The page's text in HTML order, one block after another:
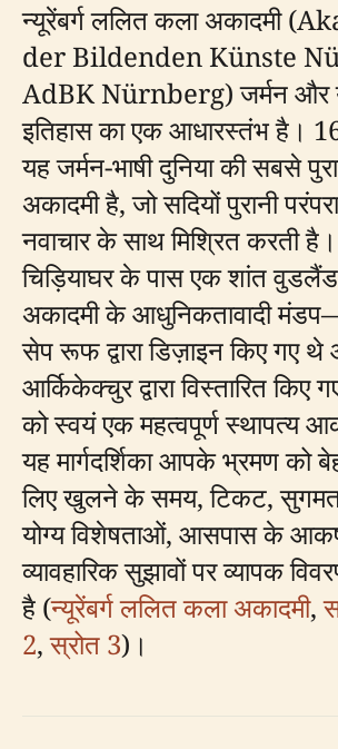
न्यूरेंबर्ग ललित कला अकादमी
der Bildenden Künste
AdBK Nürnberg) जर्मन और
इतिहास का एक आधारस्तंभ है।
यह जर्मन-भाषी दुनिया की सबसे
अकादमी है, जो सदियों पुरानी
नवाचार के साथ मिश्रित करती है।
चिड़ियाघर के पास एक शांत
अकादमी के आधुनिकतावादी
सेप रूफ द्वारा डिज़ाइन किए गए
आर्किकेक्चुर द्वारा विस्तारित
को स्वयं एक महत्वपूर्ण स्थापत्य
यह मार्गदर्शिका आपके भ्रमण को
लिए खुलने के समय, टिकट,
योग्य विशेषताओं, आसपास के
व्यावहारिक सुझावों पर व्यापक
है (न्यूरेंबर्ग ललित कला अकादमी,
2,स्रोत 3)।